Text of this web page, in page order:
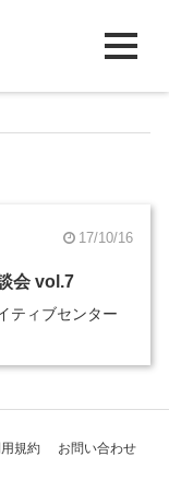
17/10/16
会 vol.7
ティブセンター
規約 お問い合わせ